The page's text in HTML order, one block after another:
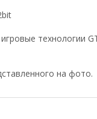
технологии
на фото.